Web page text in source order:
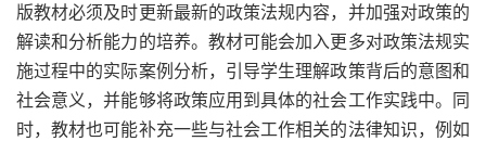
版教材必须及时更新最新的政策法规内容，并加强对政策的
解读和分析能力的培养。教材可能会加入更多对政策法规实
施过程中的实际案例分析，引导学生理解政策背后的意图和
社会意义，并能够将政策应用到具体的社会工作实践中。同
时，教材也可能补充一些与社会工作相关的法律知识，例如